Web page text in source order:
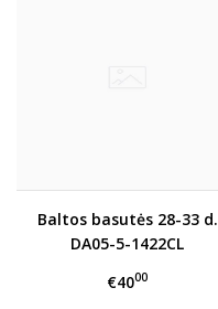
Baltos basutės 28-33 d.
DA05-5-1422CL
€4000